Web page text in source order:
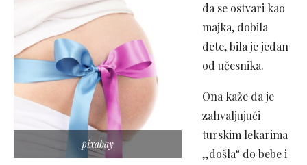
pixabay
da se ostvari kao
majka, dobila
dete, bila je jedan
od učesnika.
Ona kaže da je
zahvaljujući
turskim lekarima
„došla“ do bebe i